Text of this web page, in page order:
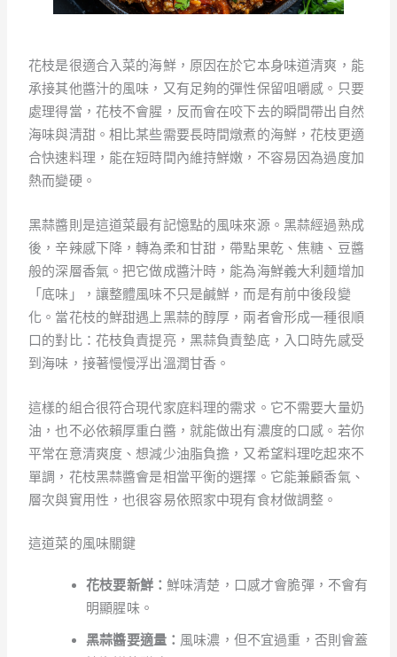
花枝是很適合入菜的海鮮，原因在於它本身味道清爽，能
承接其他醬汁的風味，又有足夠的彈性保留咀嚼感。只要
處理得當，花枝不會腥，反而會在咬下去的瞬間帶出自然
海味與清甜。相比某些需要長時間燉煮的海鮮，花枝更適
合快速料理，能在短時間內維持鮮嫩，不容易因為過度加
熱而變硬。
黑蒜醬則是這道菜最有記憶點的風味來源。黑蒜經過熟成
後，辛辣感下降，轉為柔和甘甜，帶點果乾、焦糖、豆醬
般的深層香氣。把它做成醬汁時，能為海鮮義大利麵增加
「底味」，讓整體風味不只是鹹鮮，而是有前中後段變
化。當花枝的鮮甜遇上黑蒜的醇厚，兩者會形成一種很順
口的對比：花枝負責提亮，黑蒜負責墊底，入口時先感受
到海味，接著慢慢浮出溫潤甘香。
這樣的組合很符合現代家庭料理的需求。它不需要大量奶
油，也不必依賴厚重白醬，就能做出有濃度的口感。若你
平常在意清爽度、想減少油脂負擔，又希望料理吃起來不
單調，花枝黑蒜醬會是相當平衡的選擇。它能兼顧香氣、
層次與實用性，也很容易依照家中現有食材做調整。
這道菜的風味關鍵
花枝要新鮮： 鮮味清楚，口感才會脆彈，不會有
明顯腥味。
黑蒜醬要適量： 風味濃，但不宜過重，否則會蓋